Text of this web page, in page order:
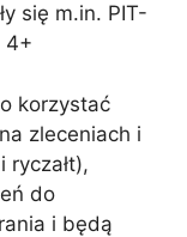
się m.in. PIT-
4+
korzystać
zleceniach i
ryczałt),
do
i będą